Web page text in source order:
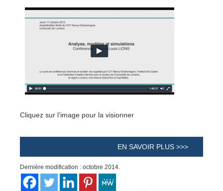
Cliquez sur l’image pour la visionner
EN SAVOIR PLUS >>>
Dernière modification : octobre 2014.